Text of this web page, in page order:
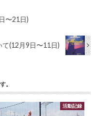
〜21日)
(12月9日〜11日)
。
活動記録